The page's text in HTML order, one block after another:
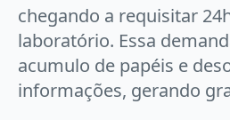
chegando a requisitar
laboratório. Essa
acumulo de papéis e
informações, gerando